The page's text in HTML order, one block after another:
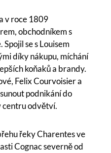
v roce 1809
obchodníkem s
se s Louisem
díky nákupu, míchání
koňaků a brandy.
Felix Courvoisier a
podnikání do
centru odvětví.
řeky Charentes ve
Cognac severně od